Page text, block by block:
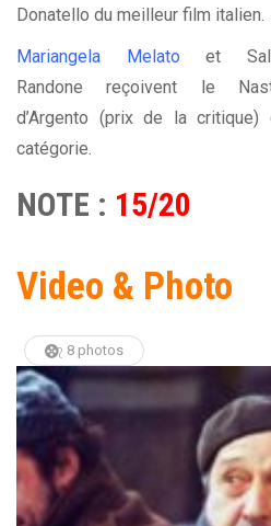
Donatello du meilleur film italien.
Mariangela Melato et
Randone reçoivent le
d’Argento (prix de la critique)
catégorie.
NOTE : 15/20
Video & Photo
8 photos